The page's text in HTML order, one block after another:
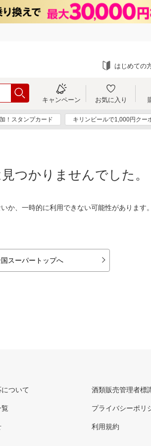
はじめての
キャンペーン お気に入り
！スタンプカード キリンビールで1,000円クー
つかりませんでした。
か、一時的に利用できない可能性があります。
スーパートップへ
ついて
覧
酒類販売管理者標
プライバシーポリ
利用規約